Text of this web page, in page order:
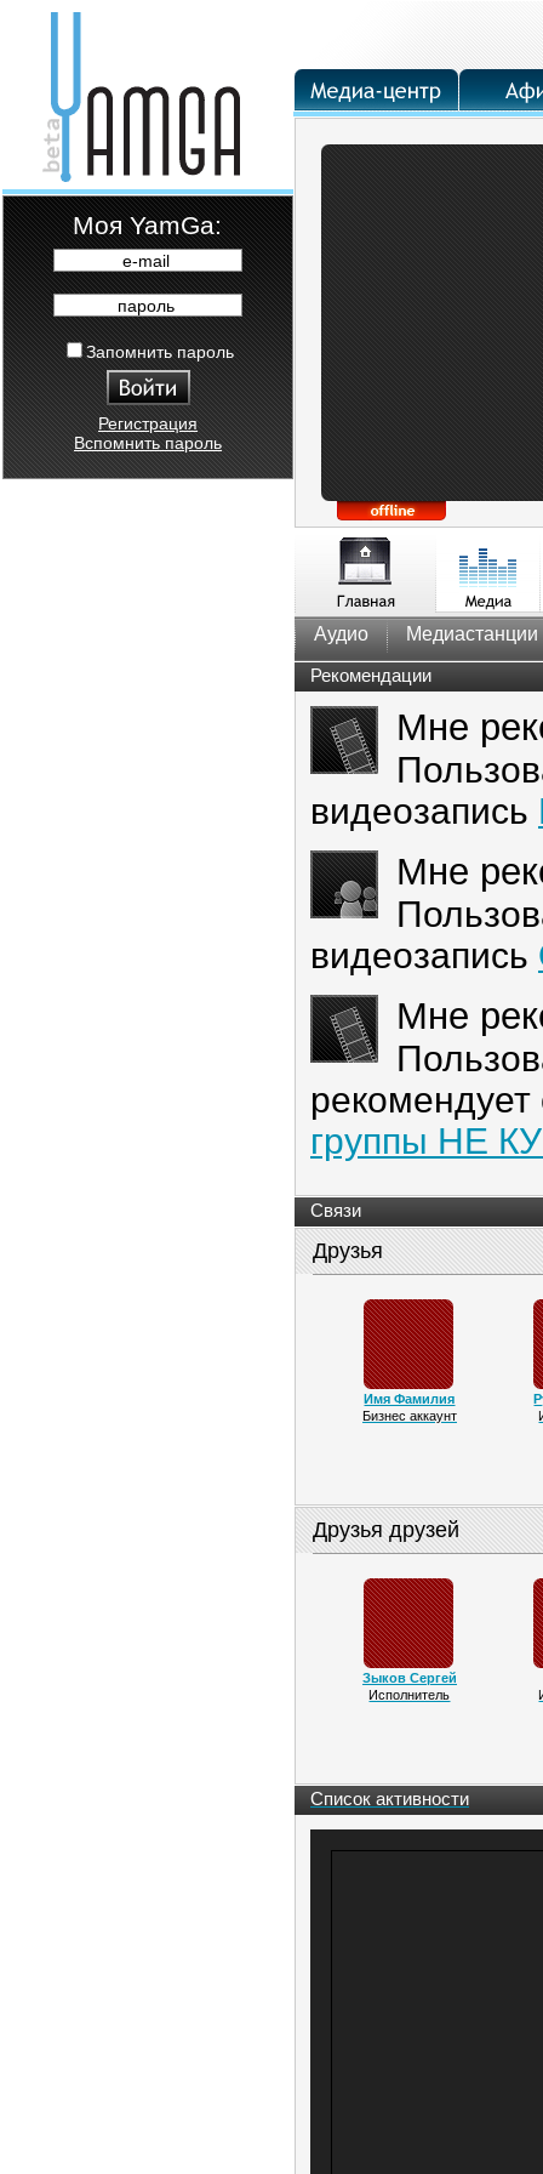
Moя YamGa:
e-mail
пароль
Запомнить пароль
Регистрация
Вспомнить пароль
Аудио
Медиастанции
Рекомендации
Мне
видеозапись
Мне
видеозапись
Мне
группы НЕ
Связи
Друзья
Имя Фамилия
Бизнес аккаунт
Друзья друзей
Зыков Сергей
Исполнитель
Список активности